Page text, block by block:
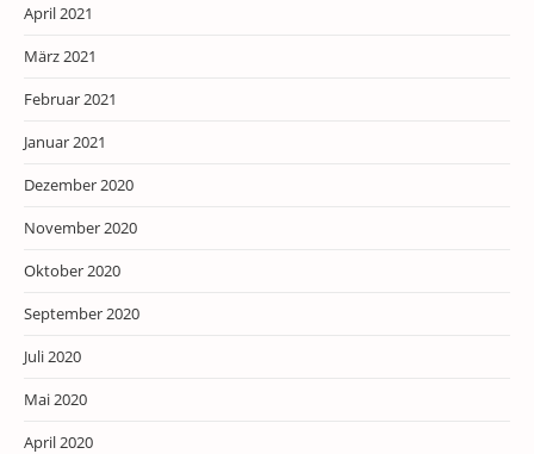
April 2021
März 2021
Februar 2021
Januar 2021
Dezember 2020
November 2020
Oktober 2020
September 2020
Juli 2020
Mai 2020
April 2020